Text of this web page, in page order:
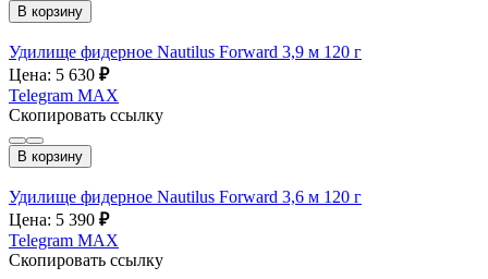
В корзину
Удилище фидерное Nautilus Forward 3,9 м 120 г
Цена: 5 630 ₽
Telegram MAX
Скопировать ссылку
В корзину
Удилище фидерное Nautilus Forward 3,6 м 120 г
Цена: 5 390 ₽
Telegram MAX
Скопировать ссылку